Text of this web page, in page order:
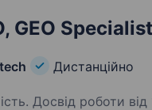
GEO Specialist
Дистанційно
Досвід роботи від